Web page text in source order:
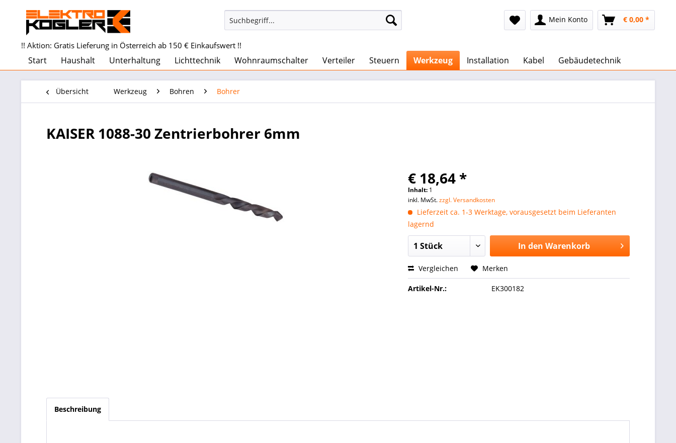
Mein Konto € 0,00 *
!! Aktion: Gratis Lieferung in Österreich ab 150 € Einkaufswert !!
Start Haushalt Unterhaltung Lichttechnik Wohnraumschalter Verteiler Steuern Werkzeug Installation Kabel Gebäudetechnik
Übersicht Werkzeug Bohren Bohrer
KAISER 1088-30 Zentrierbohrer 6mm
€ 18,64 *
Inhalt: 1
inkl. MwSt.zzgl. Versandkosten
Lieferzeit ca. 1-3 Werktage, vorausgesetzt beim Lieferanten
lagernd
In den Warenkorb
Vergleichen Merken
Artikel-Nr.: EK300182
Beschreibung